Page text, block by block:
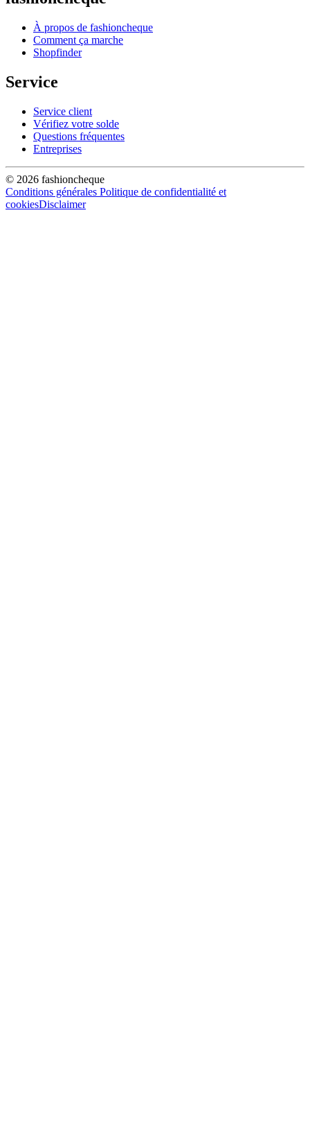
À propos de fashioncheque
Comment ça marche
Shopfinder
Service
Service client
Vérifiez votre solde
Questions fréquentes
Entreprises
© 2026 fashioncheque
Conditions générales Politique de confidentialité et
cookiesDisclaimer